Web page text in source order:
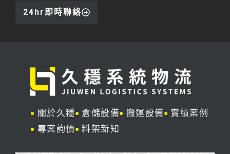
24hr即時聯絡
關於久穩 倉儲設備 搬運設備
實績案例
專案詢價
料架新知